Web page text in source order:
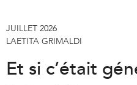
JUILLET 2026
LAETITA GRIMALDI
Et si c’était